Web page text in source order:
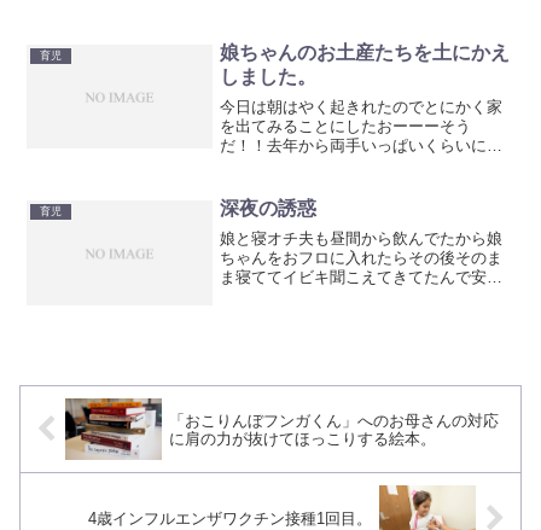
リーがあって、あれ言え、これしろ指示
が多いしかもこっちのエピソ...
育児
娘ちゃんのお土産たちを土にかえ
しました。
今日は朝はやく起きれたのでとにかく家
を出てみることにしたおーーーそう
だ！！去年から両手いっぱいくらいにな
そり公園に返そうとおみやげとはそう小
石、コンクリート石、どんぐり...
育児 深夜の誘惑
娘と寝オチ夫も昼間から飲んでたから娘
ちゃんをおフロに入れたらその後そのま
ま寝ててイビキ聞こえてきてたんで安心
「おこりんぼフンガくん」へのお母さんの対応
に肩の力が抜けてほっこりする絵本。
4歳インフルエンザワクチン接種1回目。